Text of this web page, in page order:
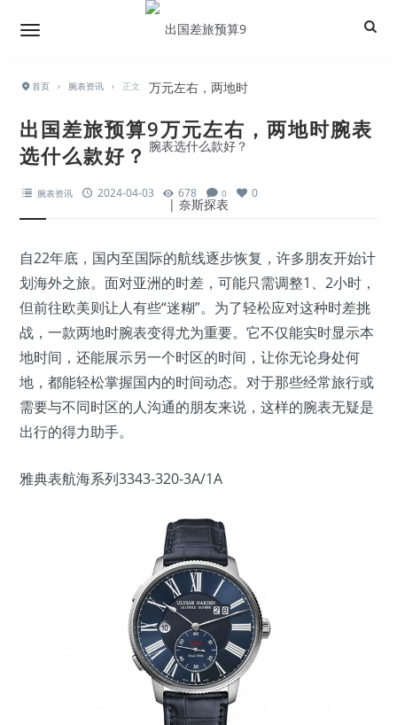
首页 › 腕表资讯 › 正文
出国差旅预算9万元左右，两地时腕表
选什么款好？
腕表资讯 2024-04-03 678 0 0
自22年底，国内至国际的航线逐步恢复，许多朋友开始计
划海外之旅。面对亚洲的时差，可能只需调整1、2小时，
但前往欧美则让人有些“迷糊”。为了轻松应对这种时差挑
战，一款两地时腕表变得尤为重要。它不仅能实时显示本
地时间，还能展示另一个时区的时间，让你无论身处何
地，都能轻松掌握国内的时间动态。对于那些经常旅行或
需要与不同时区的人沟通的朋友来说，这样的腕表无疑是
出行的得力助手。
雅典表航海系列3343-320-3A/1A